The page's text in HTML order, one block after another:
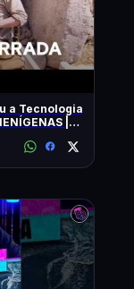
a Tecnologia
|